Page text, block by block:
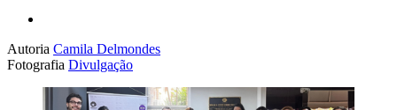
Autoria Camila Delmondes
Fotografia Divulgação